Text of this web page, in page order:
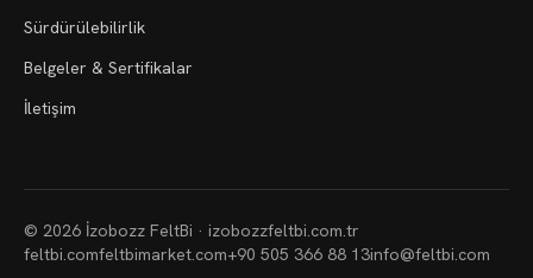
Sürdürülebilirlik
Belgeler & Sertifikalar
İletişim
© 2026 İzobozz FeltBi · izobozzfeltbi.com.tr
feltbi.comfeltbimarket.com+90 505 366 88 13info@feltbi.com